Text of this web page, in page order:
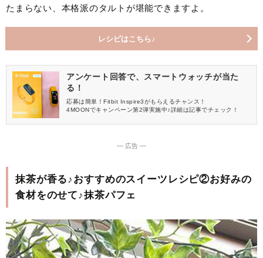
たまらない、本格派のタルトが堪能できますよ。
レシピはこちら♪
アンケート回答で、スマートウォッチが当た
る！
応募は簡単！Fitbit Inspire3がもらえるチャンス！
4MOONでキャンペーン第2弾実施中♪詳細は記事でチェック！
― 広告 ―
抹茶が香る♪おすすめのスイーツレシピ②お好みの
食材をのせて♪抹茶パフェ